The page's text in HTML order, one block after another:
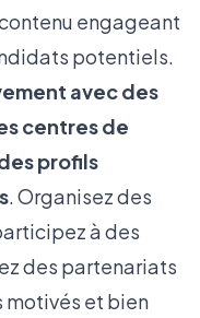
engageant
potentiels.
avec des
centres de
profils
. Organisez des
à des
des partenariats
motivés et bien